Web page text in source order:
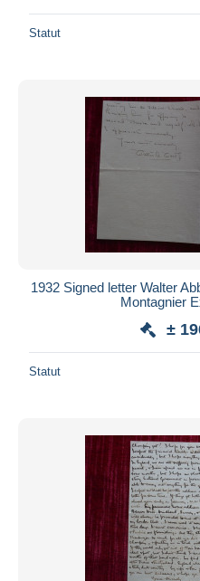
Statut
1932 Signed letter Walter
Montagnier
±
Statut